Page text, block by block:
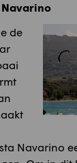
de
Navarino